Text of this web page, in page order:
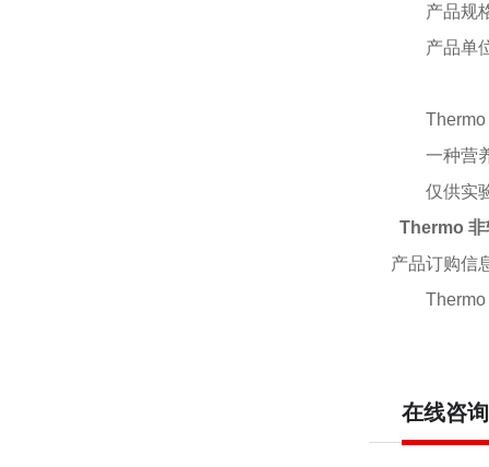
产品规
产品单
一种营
仅供实
Thermo 非
产品订购信
在线咨询